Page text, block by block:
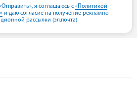
я соглашаюсь с «Политикой
и даю согласие на получение рекламно-
рассылки (эл.почта)